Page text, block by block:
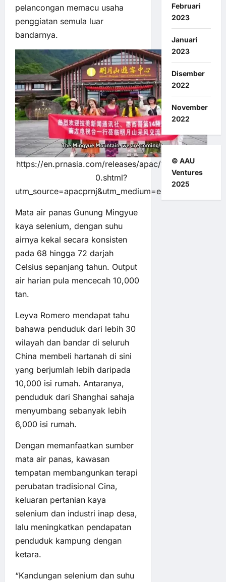
pelancongan memacu usaha
penggiatan semula luar
bandarnya.
https://en.prnasia.com/releases/apac/125305819-
0.shtml?
utm_source=apacprnj&utm_medium=email#gallery
Mata air panas Gunung Mingyue
kaya selenium, dengan suhu
airnya kekal secara konsisten
pada 68 hingga 72 darjah
Celsius sepanjang tahun. Output
air harian pula mencecah 10,000
tan.
Leyva Romero mendapat tahu
bahawa penduduk dari lebih 30
wilayah dan bandar di seluruh
China membeli hartanah di sini
yang berjumlah lebih daripada
10,000 isi rumah. Antaranya,
penduduk dari Shanghai sahaja
menyumbang sebanyak lebih
6,000 isi rumah.
Dengan memanfaatkan sumber
mata air panas, kawasan
tempatan membangunkan terapi
perubatan tradisional Cina,
keluaran pertanian kaya
selenium dan industri inap desa,
lalu meningkatkan pendapatan
penduduk kampung dengan
ketara.
“Kandungan selenium dan suhu
Februari
2023
Januari
2023
Disember
2022
November
2022
© AAU
Ventures
2025